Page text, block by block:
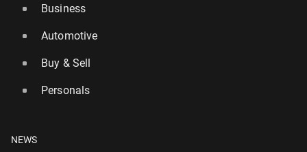
Business
Automotive
Buy & Sell
Personals
NEWS